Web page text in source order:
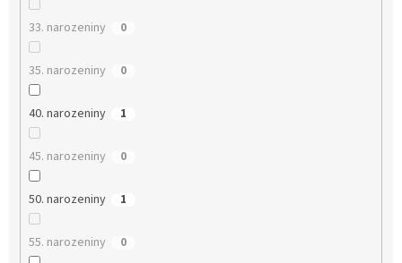
33. narozeniny 0
35. narozeniny 0
40. narozeniny 1
45. narozeniny 0
50. narozeniny 1
55. narozeniny 0